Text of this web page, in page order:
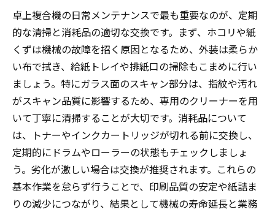
卓上複合機の日常メンテナンスで最も重要なのが、定期
的な清掃と消耗品の適切な交換です。まず、ホコリや紙
くずは機械の故障を招く原因となるため、外装は柔らか
い布で拭き、給紙トレイや排紙口の掃除もこまめに行い
ましょう。特にガラス面のスキャン部分は、指紋や汚れ
がスキャン品質に影響するため、専用のクリーナーを用
いて丁寧に清掃することが大切です。消耗品について
は、トナーやインクカートリッジが切れる前に交換し、
定期的にドラムやローラーの状態もチェックしましょ
う。劣化が激しい場合は交換が推奨されます。これらの
基本作業を怠らず行うことで、印刷品質の安定や紙詰ま
りの減少につながり、結果として機械の寿命延長と業務